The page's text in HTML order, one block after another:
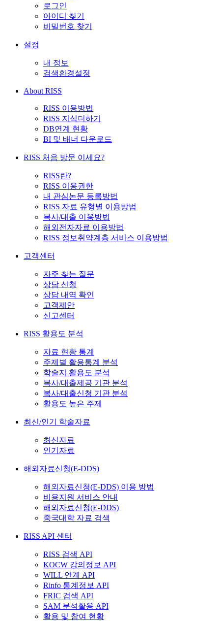
로그인
아이디 찾기
비밀번호 찾기
설정
내 정보
검색환경설정
About RISS
RISS 이용방법
RISS 지식더하기
DB연계 현황
BI 및 배너 다운로드
RISS 처음 방문 이세요?
RISS란?
RISS 이용권한
내 관심논문 등록방법
RISS 자료 유형별 이용방법
복사/대출 이용방법
해외전자자료 이용방법
RISS 정보취약계층 서비스 이용방법
고객센터
자주 찾는 질문
상담 신청
상담 내역 확인
고객제안
신고센터
RISS 활용도 분석
자료 현황 통계
주제별 활용통계 분석
학술지 활용도 분석
복사/대출제공 기관 분석
복사/대출신청 기관 분석
활용도 높은 주제
최신/인기 학술자료
최신자료
인기자료
해외자료신청(E-DDS)
해외자료신청(E-DDS) 이용 방법
비용지원 서비스 안내
해외자료신청(E-DDS)
중국대학 자료 검색
RISS API 센터
RISS 검색 API
KOCW 강의정보 API
WILL 연계 API
Rinfo 통계정보 API
FRIC 검색 API
SAM 분석활용 API
활용 및 참여 현황